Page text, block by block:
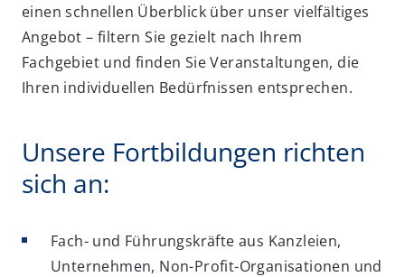
einen schnellen Überblick über unser vielfältiges
Angebot – filtern Sie gezielt nach Ihrem
Fachgebiet und finden Sie Veranstaltungen, die
Ihren individuellen Bedürfnissen entsprechen.
Unsere Fortbildungen richten
sich an:
Fach- und Führungskräfte aus Kanzleien,
Unternehmen, Non-Profit-Organisationen und